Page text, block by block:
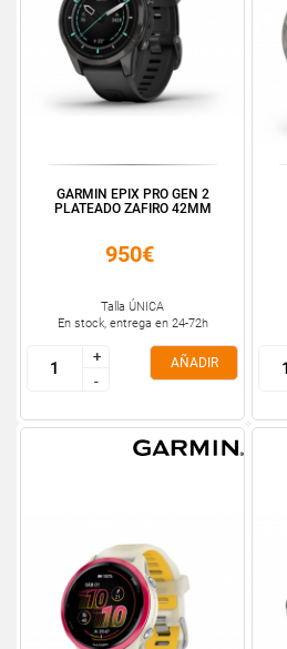
GARMIN EPIX PRO GEN 2
PLATEADO ZAFIRO 42MM
950€
Talla ÚNICA
En stock, entrega en 24-72h
+
-
+
-
AÑADIR